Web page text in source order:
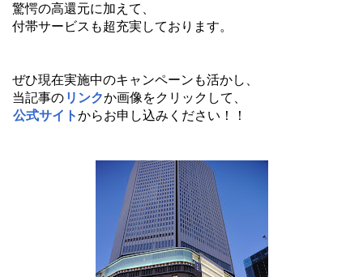
驚愕の高還元に加えて、
付帯サービスも超充実しております。
ぜひ現在実施中のキャンペーンも活かし、
当記事の リンクか画像をクリックして、
公式サイトからお申し込みください！！